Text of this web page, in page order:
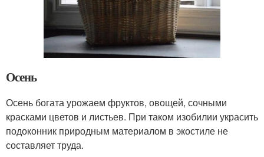
Осень
Осень богата урожаем фруктов, овощей, сочными
красками цветов и листьев. При таком изобилии украсить
подоконник природным материалом в экостиле не
составляет труда.